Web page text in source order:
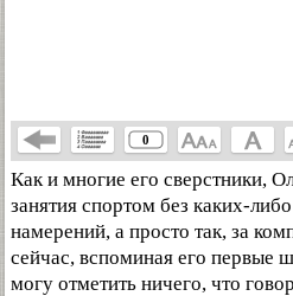
0
Как и многие его сверстники,
занятия спортом без каких-
намерений, а просто так, за
сейчас, вспоминая его первые
могу отметить ничего, что